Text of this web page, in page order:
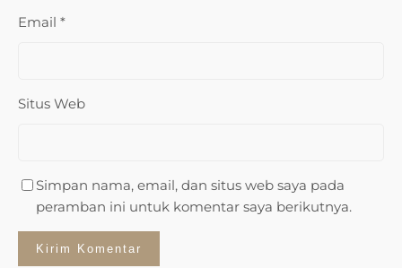
Email *
Situs Web
Simpan nama, email, dan situs web saya pada
peramban ini untuk komentar saya berikutnya.